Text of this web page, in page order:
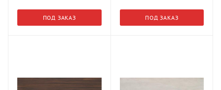
ПОД ЗАКАЗ ПОД ЗАКАЗ